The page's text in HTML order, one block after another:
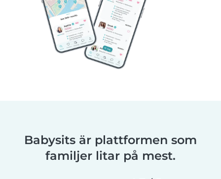
Babysits är plattformen som
familjer litar på mest.